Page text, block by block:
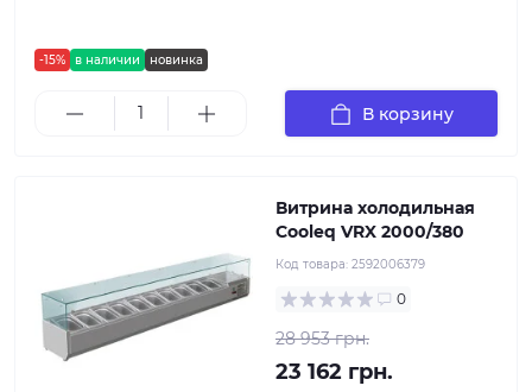
-15% в наличии новинка
В корзину
Витрина холодильная
Cooleq VRX 2000/380
Код товара: 2592006379
0
28 953 грн.
23 162 грн.